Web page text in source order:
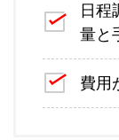
日程
量と
費用